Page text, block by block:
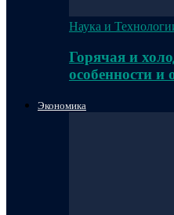
Наука и
Горячая и
особенности и
Экономика